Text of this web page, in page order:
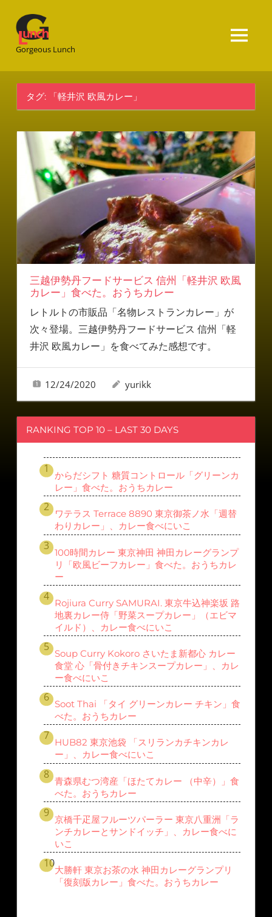
Gorgeous Lunch
タグ: 「軽井沢 欧風カレー」
三越伊勢丹フードサービス 信州「軽井沢 欧風
カレー」食べた。おうちカレー
レトルトの市販品「名物レストランカレー」が
次々登場。三越伊勢丹フードサービス 信州「軽
井沢 欧風カレー」を食べてみた感想です。
12/24/2020 yurikk
RANKING TOP 10 – LAST 30 DAYS
からだシフト 糖質コントロール「グリーンカ
レー」食べた。おうちカレー
ワテラス Terrace 8890 東京御茶ノ水「週替
わりカレー」、カレー食べにいこ
100時間カレー 東京神田 神田カレーグランプ
リ「欧風ビーフカレー」食べた。おうちカレ
ー
Rojiura Curry SAMURAI. 東京牛込神楽坂 路
地裏カレー侍「野菜スープカレー」（エビマ
イルド）、カレー食べにいこ
Soup Curry Kokoro さいたま新都心 カレー
食堂 心「骨付きチキンスープカレー」、カレ
ー食べにいこ
Soot Thai 「タイ グリーンカレー チキン」食
べた。おうちカレー
HUB82 東京池袋 「スリランカチキンカレ
ー」、カレー食べにいこ
青森県むつ湾産「ほたてカレー （中辛）」食
べた。おうちカレー
京橋千疋屋フルーツパーラー 東京八重洲「ラ
ンチカレーとサンドイッチ」、カレー食べに
いこ
大勝軒 東京お茶の水 神田カレーグランプリ
「復刻版カレー」食べた。おうちカレー